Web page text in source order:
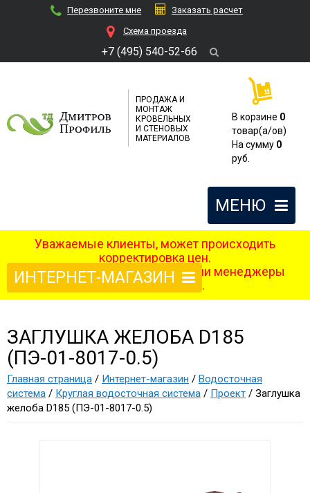
Перезвоните мне
Заказать расчет
Cхема проезда
+7 (495) 540-52-66
ПРОДАЖА И
МОНТАЖ
КРОВЕЛЬНЫХ
И СТЕНОВЫХ
МАТЕРИАЛОВ
В корзине 0
товар(a/ов)
На сумму 0
руб.
МЕНЮ
Уважаемые клиенты, может происходить
корректировка цен.
После оформления заказа наши менеджеры
свяжутся с вами.
ИНТЕРНЕТ-МАГАЗИН
ЗАГЛУШКА ЖЕЛОБА D185
(ПЭ-01-8017-0.5)
Главная страница / Интернет-магазин / Водосточная
система / Круглая водосточная система / Проект / Заглушка
желоба D185 (ПЭ-01-8017-0.5)